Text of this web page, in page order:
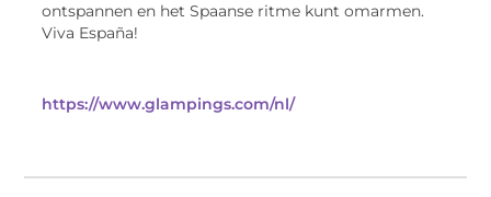
ontspannen en het Spaanse ritme kunt omarmen.
Viva España!
https://www.glampings.com/nl/